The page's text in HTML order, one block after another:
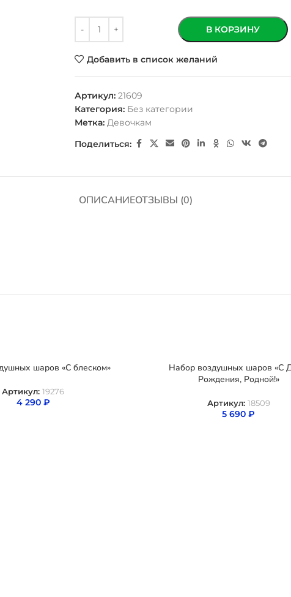
В КОРЗИНУ
Добавить в список желаний
Артикул:21609
Категория: Без категории
Метка: Девочкам
Поделиться:
ОПИСАНИЕОТЗЫВЫ (0)
шаров «С блеском»
Артикул: 19276
4 290 ₽
Набор воздушных шаров «С
Рождения, Родной!»
Артикул: 18509
5 690 ₽